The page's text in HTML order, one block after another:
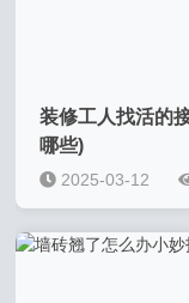
装修工人找活的
哪些)
2025-03-12